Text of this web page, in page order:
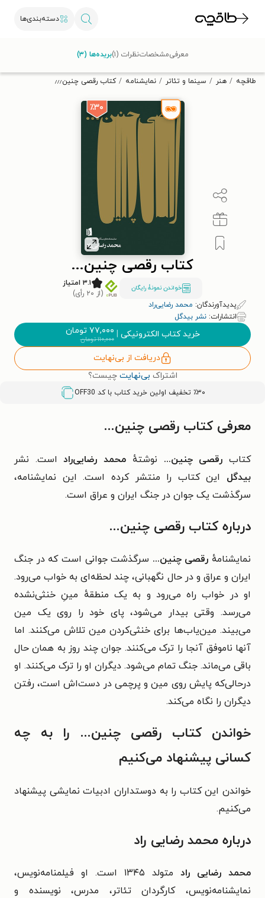
دسته‌بندی‌ها
تخفیف از طاقچه دریافت کن.
طاقچه هنر سینما و تئاتر نمایشنامه کتاب رقصی چنین٫٫٫
٪۳۰
کتاب رقصی چنین...
خواندن نمونۀ رایگان
۳.۱ امتیاز
(از ۲۰ رأی)
پدیدآورندگان: محمد رضایی‌راد
انتشارات: نشر بیدگل
خرید کتاب الکترونیکی | ۷۷,۰۰۰ تومان
۱۱۰,۰۰۰تومان
دریافت از بی‌نهایت
اشتراک بی‌نهایت چیست؟
٪۳۰ تخفیف اولین خرید کتاب با کد OFF30
معرفیمشخصاتنظرات (۱) بریده‌ها (۳)
معرفی کتاب رقصی چنین...
کتاب رقصی چنین... نوشتهٔ محمد رضایی‌راداست. نشر
بیدگل
این کتاب را منتشر کرده است. این نمایشنامه،
سرگذشت یک جوان در جنگ ایران و عراق است.
درباره کتاب رقصی چنین...
نمایشنامهٔ رقصی چنین... سرگذشت جوانی است که در جنگ
ایران و عراق و در حال نگهبانی، چند لحظه‌ای به خواب می‌رود.
او در خواب راه می‌رود و به یک منطقهٔ مینِ خنثی‌نشده
می‌رسد. وقتی بیدار می‌شود، پای خود را روی یک مین
می‌بیند. مین‌یاب‌ها برای خنثی‌کردن مین تلاش می‌کنند. اما
آنها ناموفق آنجا را ترک می‌کنند. جوان چند روز به همان حال
باقی می‌ماند. جنگ تمام می‌شود. دیگران او را ترک می‌کنند. او
درحالی‌که پایش روی مین و پرچمی در دست‌اش است، رفتن
دیگران را نگاه می‌کند.
خواندن کتاب رقصی چنین... را به چه
کسانی پیشنهاد می‌کنیم
خواندن این کتاب را به دوستداران ادبیات نمایشی پیشنهاد
می‌کنیم.
درباره محمد رضایی راد
محمد رضایی راد
متولد ۱۳۴۵ است. او فیلمنامه‌نویس،
نمایشنامه‌نویس، کارگردان تئاتر، مدرس، نویسنده و